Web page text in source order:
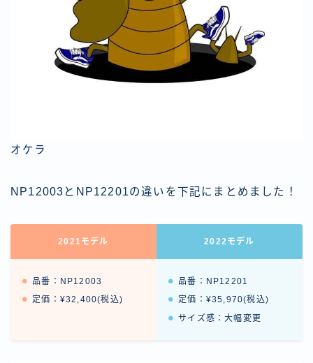
オケラ
NP12003とNP12201の違いを下記にまとめました！
2021モデル 2022モデル
品番：NP12003
定価：¥32,400(税込)
品番：NP12201
定価：¥35,970(税込)
サイズ感：大幅変更